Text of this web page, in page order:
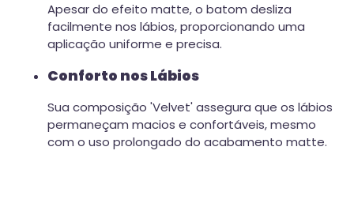
Apesar do efeito matte, o batom desliza
facilmente nos lábios, proporcionando uma
aplicação uniforme e precisa.
Conforto nos Lábios
Sua composição 'Velvet' assegura que os lábios
permaneçam macios e confortáveis, mesmo
com o uso prolongado do acabamento matte.